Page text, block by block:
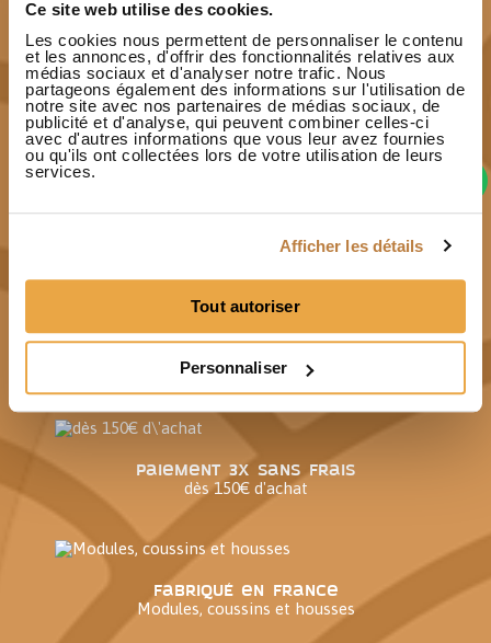
Ce site web utilise des cookies.
Les cookies nous permettent de personnaliser le contenu
et les annonces, d'offrir des fonctionnalités relatives aux
médias sociaux et d'analyser notre trafic. Nous
partageons également des informations sur l'utilisation de
notre site avec nos partenaires de médias sociaux, de
publicité et d'analyse, qui peuvent combiner celles-ci
avec d'autres informations que vous leur avez fournies
ou qu'ils ont collectées lors de votre utilisation de leurs
services.
Afficher les détails
Tout autoriser
Personnaliser
sur tous les modules et les combinaisons
Paiement sécurisé
CB et virement
ModulPop à votre écoute
gérées durablement
Paiement 3x sans frais
dès 150€ d'achat
Fabriqué en France
Modules, coussins et housses